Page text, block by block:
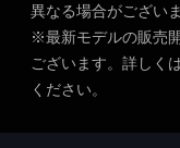
異なる場合がござい
※最新モデルの販売
ございます。詳しく
ください。